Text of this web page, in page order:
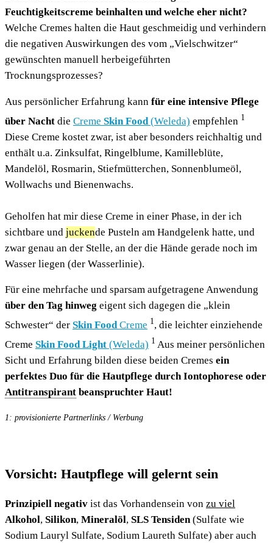
Feuchtigkeitscreme beinhalten und welche eher nicht?
Welche Cremes halten die Haut geschmeidig und verhindern
die negativen Auswirkungen des vom „Vielschwitzer“
gewünschten manuell herbeigeführten
Trocknungsprozesses?
Aus persönlicher Erfahrung kann für eine intensive Pflege
über Nacht die Creme Skin Food (Weleda) empfehlen 1
Diese Creme kostet zwar, ist aber besonders reichhaltig und
enthält u.a. Zinksulfat, Ringelblume, Kamilleblüte,
Mandelöl, Rosmarin, Stiefmütterchen, Sonnenblumeöl,
Wollwachs und Bienenwachs.
Geholfen hat mir diese Creme in einer Phase, in der ich
sichtbare und juckende Pusteln am Handgelenk hatte, und
zwar genau an der Stelle, an der die Hände gerade noch im
Wasser liegen (der Wasserlinie).
Für eine mehrfache und sparsam aufgetragene Anwendung
über den Tag hinweg eigent sich dagegen die „klein
Schwester“ der Skin FoodCreme 1, die leichter einziehende
Creme Skin Food Light (Weleda) 1 Aus meiner persönlichen
Sicht und Erfahrung bilden diese beiden Cremes ein
perfektes Duo für die Hautpflege durch Iontophorese oder
Antitranspirant beanspruchter Haut!
1: provisionierte Partnerlinks / Werbung
Vorsicht: Hautpflege will gelernt sein
Prinzipiell negativ ist das Vorhandensein von zu viel
Alkohol, Silikon, Mineralöl, SLS Tensiden (Sulfate wie
Sodium Lauryl Sulfate, Sodium Laureth Sulfate) aber auch